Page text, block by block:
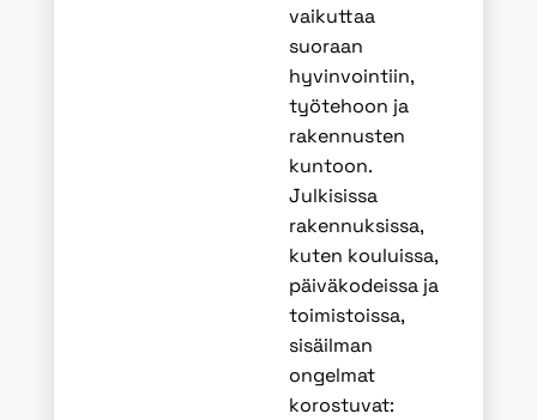
vaikuttaa
suoraan
hyvinvointiin,
työtehoon ja
rakennusten
kuntoon.
Julkisissa
rakennuksissa,
kuten kouluissa,
päiväkodeissa ja
toimistoissa,
sisäilman
ongelmat
korostuvat: